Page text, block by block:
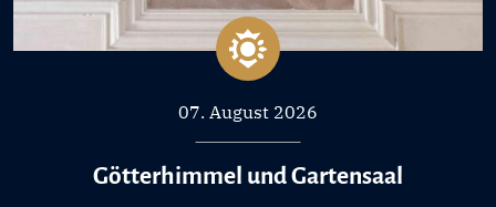
07. August 2026
Götterhimmel und Gartensaal